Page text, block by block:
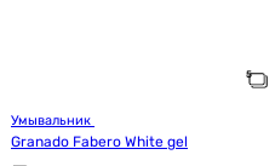
Granado Fabero White gel